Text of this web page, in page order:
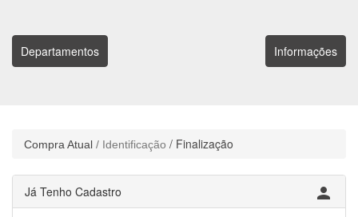
Departamentos Informações
Compra Atual / Identificação / Finalização
Já Tenho Cadastro 